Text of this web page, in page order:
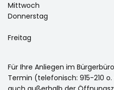
Mittwoch
Donnerstag
Freitag
Für Ihre Anliegen im
Termin (telefonisch: 915-210